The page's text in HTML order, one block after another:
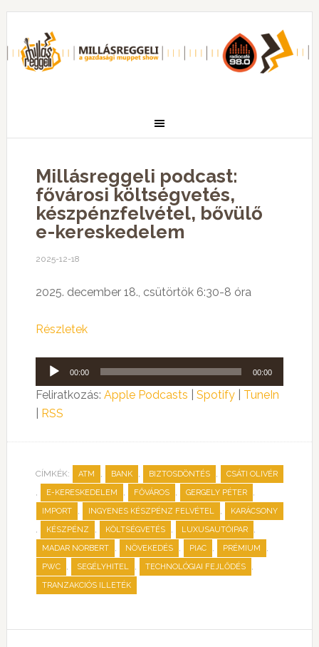
Millásreggeli podcast:
fővárosi költségvetés,
készpénzfelvétel, bővülő
e-kereskedelem
2025-12-18
2025. december 18., csütörtök 6:30-8 óra
Részletek
Audió
lejátszó
00:00 00:00
Feliratkozás: Apple Podcasts Spotify| TuneIn
RSS
CÍMKÉK: ATM , BANK , BIZTOSDÖNTÉS , CSÁTI OLIVÉR
, E-KERESKEDELEM , FŐVÁROS , GERGELY PÉTER ,
IMPORT , INGYENES KÉSZPÉNZ FELVÉTEL , KARÁCSONY
, KÉSZPÉNZ , KÖLTSÉGVETÉS , LUXUSAUTÓIPAR ,
MADAR NORBERT , NÖVEKEDÉS , PIAC , PRÉMIUM ,
PWC , SEGÉLYHITEL , TECHNOLÓGIAI FEJLŐDÉS ,
TRANZAKCIÓS ILLETÉK